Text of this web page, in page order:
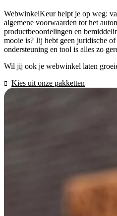
WebwinkelKeur helpt je op weg:
algemene voorwaarden tot het
productbeoordelingen en
mooie is? Jij hebt geen juridische
ondersteuning en tool is alles zo
Wil jij ook je webwinkel laten
Kies uit onze pakketten